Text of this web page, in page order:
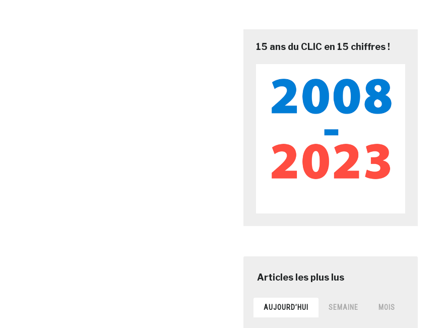
15 ans du CLIC en 15 chiffres !
AUJOURD’HUI SEMAINE MOIS